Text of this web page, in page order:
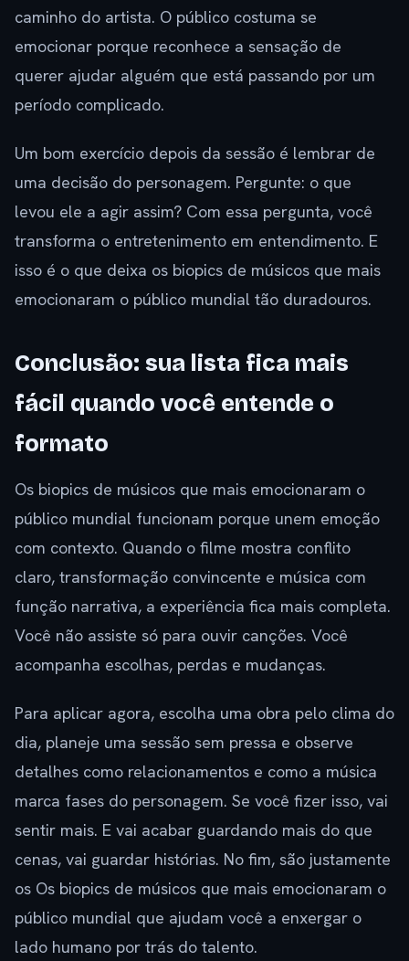
caminho do artista. O público costuma se
emocionar porque reconhece a sensação de
querer ajudar alguém que está passando por um
período complicado.
Um bom exercício depois da sessão é lembrar de
uma decisão do personagem. Pergunte: o que
levou ele a agir assim? Com essa pergunta, você
transforma o entretenimento em entendimento. E
isso é o que deixa os biopics de músicos que mais
emocionaram o público mundial tão duradouros.
Conclusão: sua lista fica mais
fácil quando você entende o
formato
Os biopics de músicos que mais emocionaram o
público mundial funcionam porque unem emoção
com contexto. Quando o filme mostra conflito
claro, transformação convincente e música com
função narrativa, a experiência fica mais completa.
Você não assiste só para ouvir canções. Você
acompanha escolhas, perdas e mudanças.
Para aplicar agora, escolha uma obra pelo clima do
dia, planeje uma sessão sem pressa e observe
detalhes como relacionamentos e como a música
marca fases do personagem. Se você fizer isso, vai
sentir mais. E vai acabar guardando mais do que
cenas, vai guardar histórias. No fim, são justamente
os Os biopics de músicos que mais emocionaram o
público mundial que ajudam você a enxergar o
lado humano por trás do talento.